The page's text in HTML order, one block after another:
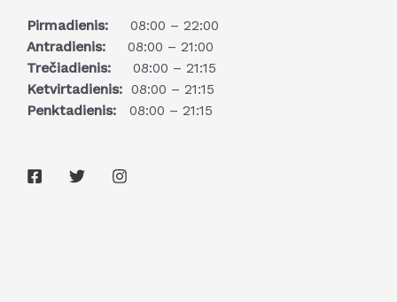
Pirmadienis: 08:00 – 22:00
Antradienis: 08:00 – 21:00
Trečiadienis: 08:00 – 21:15
Ketvirtadienis: 08:00 – 21:15
Penktadienis: 08:00 – 21:15